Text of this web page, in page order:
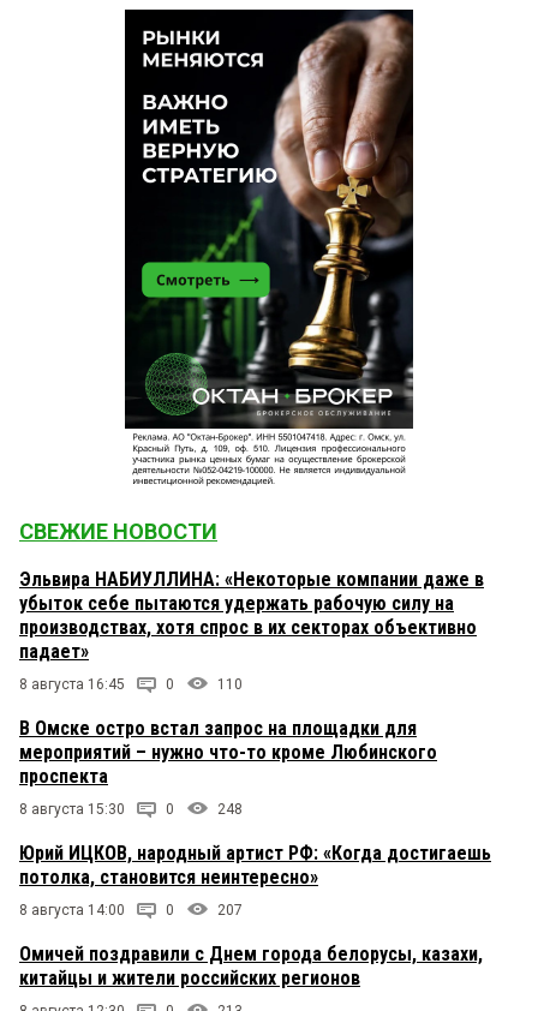
СВЕЖИЕ НОВОСТИ
Эльвира НАБИУЛЛИНА: «Некоторые компании даже в
убыток себе пытаются удержать рабочую силу на
производствах, хотя спрос в их секторах объективно
падает»
8 августа 16:45 0 110
В Омске остро встал запрос на площадки для
мероприятий – нужно что-то кроме Любинского
проспекта
8 августа 15:30 0 248
Юрий ИЦКОВ, народный артист РФ: «Когда достигаешь
потолка, становится неинтересно»
8 августа 14:00 0 207
Омичей поздравили с Днем города белорусы, казахи,
китайцы и жители российских регионов